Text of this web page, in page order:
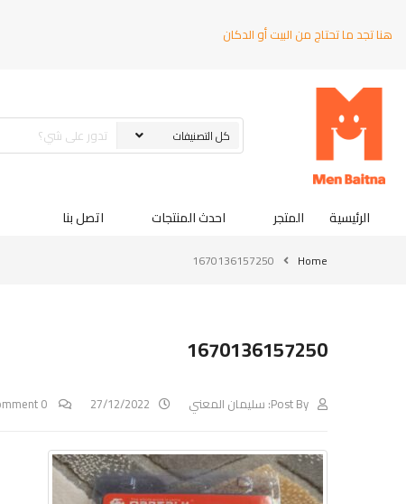
هنا تجد ما تحتاج من البيت أو الدكان
الرئيسية المتجر احدث المنتجات اتصل بنا
Home
1670136157250
1670136157250
Post By: سليمان المعني 27/12/2022